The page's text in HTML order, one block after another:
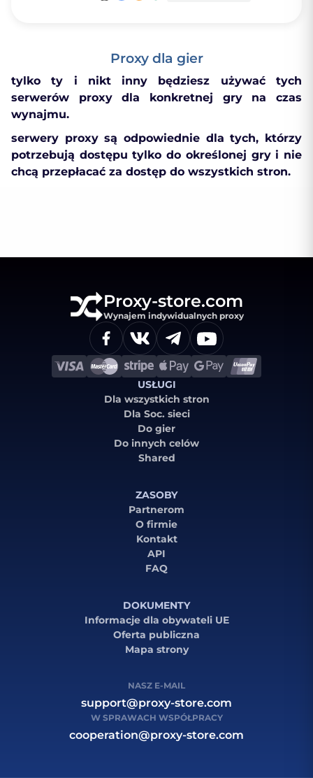
Proxy dla gier
tylko ty i nikt inny będziesz używać tych
serwerów proxy dla konkretnej gry na czas
wynajmu.
serwery proxy są odpowiednie dla tych, którzy
potrzebują dostępu tylko do określonej gry i nie
chcą przepłacać za dostęp do wszystkich stron.
Proxy-store.com
Wynajem indywidualnych proxy
USŁUGI
Dla wszystkich stron
Dla Soc. sieci
Do gier
Do innych celów
Shared
ZASOBY
Partnerom
O firmie
Kontakt
API
FAQ
DOKUMENTY
Informacje dla obywateli UE
Oferta publiczna
Mapa strony
NASZ E-MAIL
support@proxy-store.com
W SPRAWACH WSPÓŁPRACY
cooperation@proxy-store.com